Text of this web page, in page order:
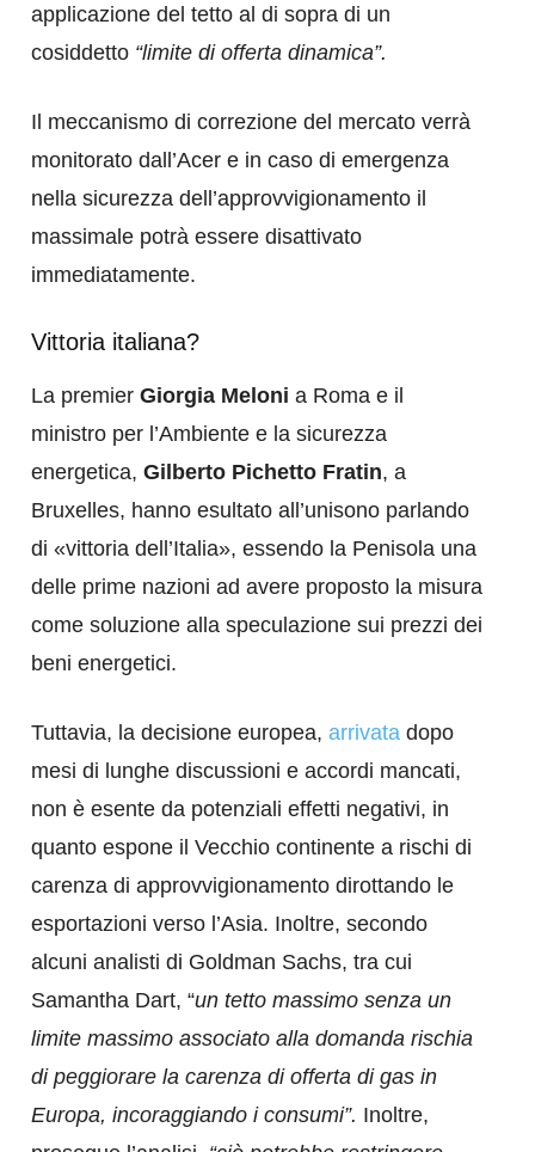
applicazione del tetto al di sopra di un
cosiddetto “limite di offerta dinamica”.
Il meccanismo di correzione del mercato verrà
monitorato dall’Acer e in caso di emergenza
nella sicurezza dell’approvvigionamento il
massimale potrà essere disattivato
immediatamente.
Vittoria italiana?
La premier Giorgia Meloni a Roma e il
ministro per l’Ambiente e la sicurezza
energetica, Gilberto Pichetto Fratin, a
Bruxelles, hanno esultato all’unisono parlando
di «vittoria dell’Italia», essendo la Penisola una
delle prime nazioni ad avere proposto la misura
come soluzione alla speculazione sui prezzi dei
beni energetici.
Tuttavia, la decisione europea, arrivata dopo
mesi di lunghe discussioni e accordi mancati,
non è esente da potenziali effetti negativi, in
quanto espone il Vecchio continente a rischi di
carenza di approvvigionamento dirottando le
esportazioni verso l’Asia. Inoltre, secondo
alcuni analisti di Goldman Sachs, tra cui
Samantha Dart, “un tetto massimo senza un
limite massimo associato alla domanda rischia
di peggiorare la carenza di offerta di gas in
Europa, incoraggiando i consumi”. Inoltre,